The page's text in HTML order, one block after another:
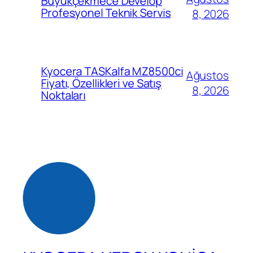
Profesyonel Teknik Servis
8, 2026
Kyocera TASKalfa MZ8500ci
Fiyatı, Özellikleri ve Satış
Noktaları
Ağustos
8, 2026